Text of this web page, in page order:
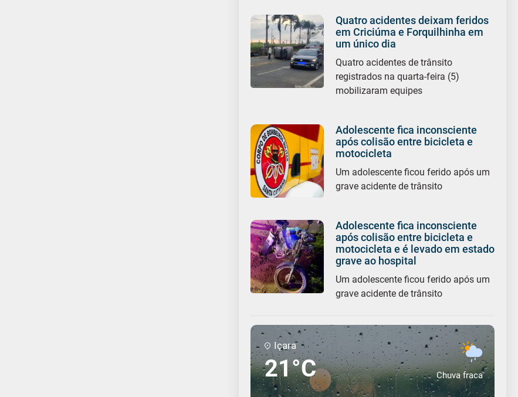
Quatro acidentes deixam feridos
em Criciúma e Forquilhinha em
um único dia
Quatro acidentes de trânsito
registrados na quarta-feira (5)
mobilizaram equipes
Adolescente fica inconsciente
após colisão entre bicicleta e
motocicleta
Um adolescente ficou ferido após um
grave acidente de trânsito
Adolescente fica inconsciente
após colisão entre bicicleta e
motocicleta e é levado em estado
grave ao hospital
Um adolescente ficou ferido após um
grave acidente de trânsito
Içara
21°C Chuva fraca